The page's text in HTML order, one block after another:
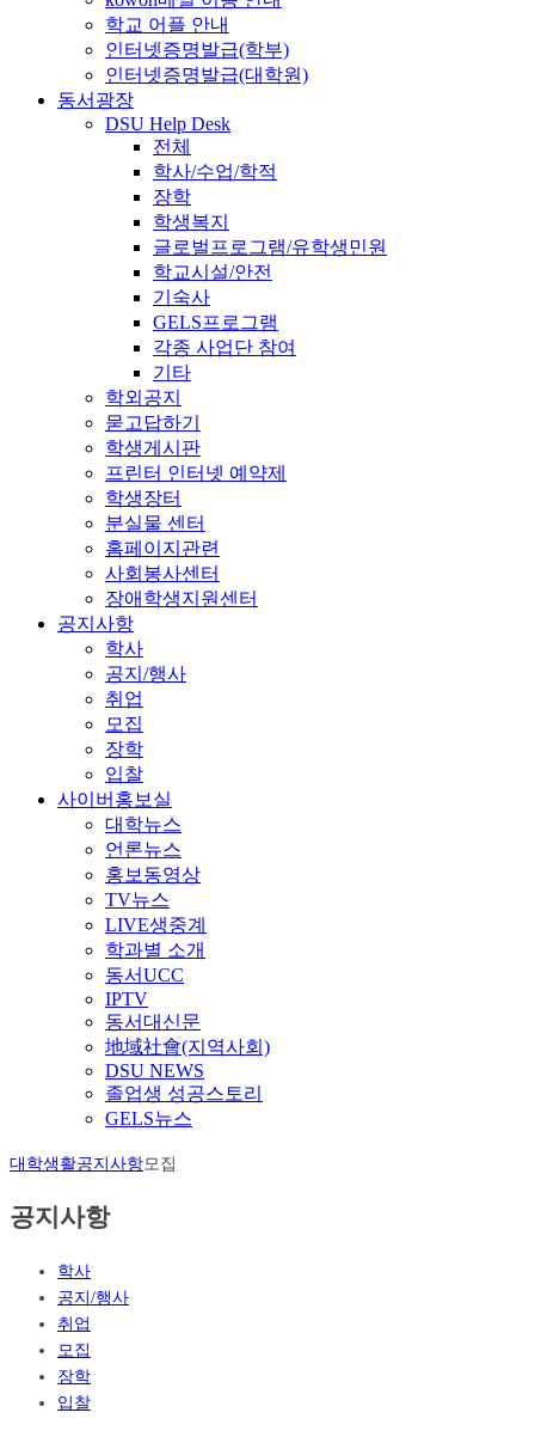
학교 어플 안내
인터넷증명발급(학부)
인터넷증명발급(대학원)
동서광장
DSU Help Desk
전체
학사/수업/학적
장학
학생복지
글로벌프로그램/유학생민원
학교시설/안전
기숙사
GELS프로그램
각종 사업단 참여
기타
학외공지
묻고답하기
학생게시판
프린터 인터넷 예약제
학생장터
분실물 센터
홈페이지관련
사회봉사센터
장애학생지원센터
공지사항
학사
공지/행사
취업
모집
장학
입찰
사이버홍보실
대학뉴스
언론뉴스
홍보동영상
TV뉴스
LIVE생중계
학과별 소개
동서UCC
IPTV
동서대신문
地域社會(지역사회)
DSU NEWS
졸업생 성공스토리
GELS뉴스
대학생활공지사항모집
공지사항
학사
공지/행사
취업
모집
장학
입찰